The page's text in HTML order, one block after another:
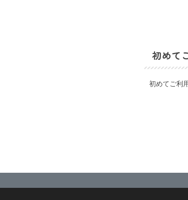
初めて
初めてご利